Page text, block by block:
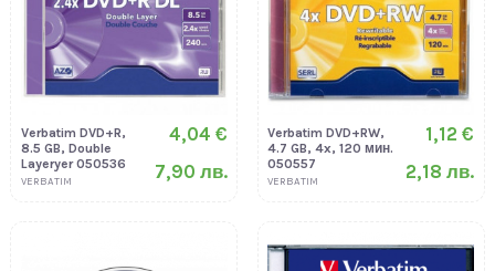
Verbatim DVD+R,
8.5 GB, Double
Layeryer 050536
VERBATIM
4,04 €
7,90 лв.
Verbatim DVD+RW,
4.7 GB, 4x, 120 мин.
050557
VERBATIM
1,12 €
2,18 лв.